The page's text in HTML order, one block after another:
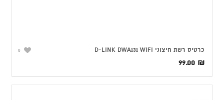
0 כרטיס רשת ‏חיצוני D-LINK DWA131 WIFI
99.00 ₪